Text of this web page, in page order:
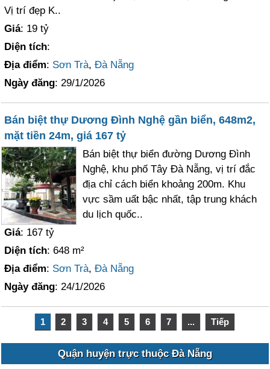
Vị trí đẹp K..
Giá: 19 tỷ
Diện tích:
Địa điểm: Sơn Trà,Đà Nẵng
Ngày đăng: 29/1/2026
Bán biệt thự Dương Đình Nghệ gần biển, 648m2,
mặt tiền 24m, giá 167 tỷ
Bán biệt thự biển đường Dương Đình
Nghệ, khu phố Tây Đà Nẵng, vị trí đắc
địa chỉ cách biển khoảng 200m. Khu
vực sầm uất bậc nhất, tập trung khách
du lịch quốc..
Giá: 167 tỷ
Diện tích: 648 m²
Địa điểm: Sơn Trà,Đà Nẵng
Ngày đăng: 24/1/2026
1 2 3 4 5 6 7 ... Tiếp
Quận huyện trực thuộc Đà Nẵng